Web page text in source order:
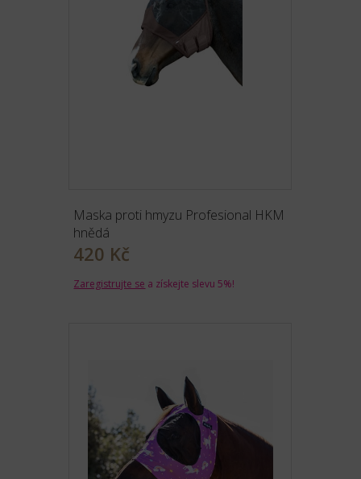
Maska proti hmyzu Profesional HKM
hnědá
420 Kč
Zaregistrujte se a získejte slevu 5%!